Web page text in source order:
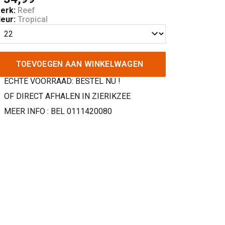
Reef
Tropical
TOEVOEGEN AAN WINKELWAGEN
ECHTE VOORRAAD: BESTEL NU !
OF DIRECT AFHALEN IN ZIERIKZEE
MEER INFO : BEL 0111420080